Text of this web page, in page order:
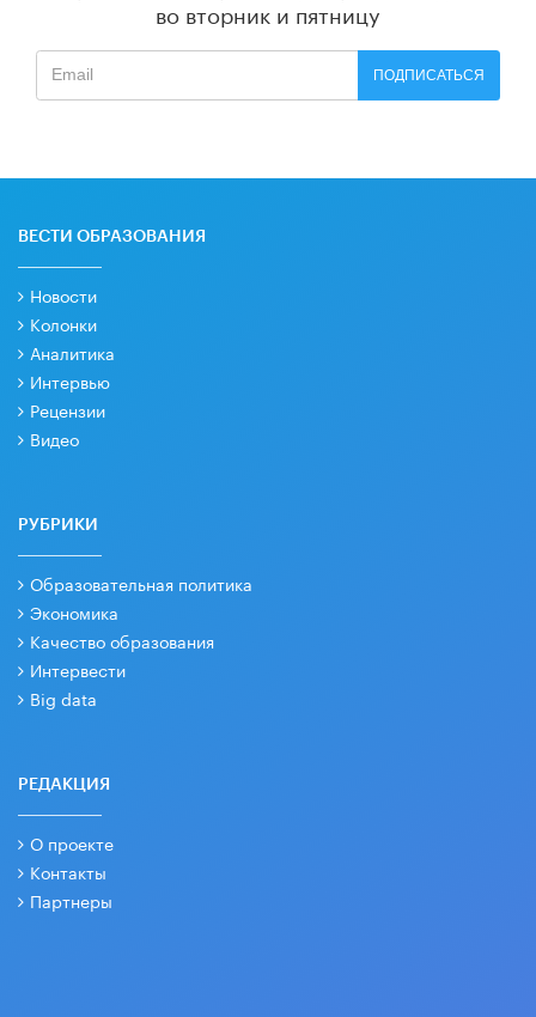
во вторник и пятницу
ПОДПИСАТЬСЯ
ВЕСТИ ОБРАЗОВАНИЯ
Новости
Колонки
Аналитика
Интервью
Рецензии
Видео
РУБРИКИ
Образовательная политика
Экономика
Качество образования
Интервести
Big data
РЕДАКЦИЯ
О проекте
Контакты
Партнеры